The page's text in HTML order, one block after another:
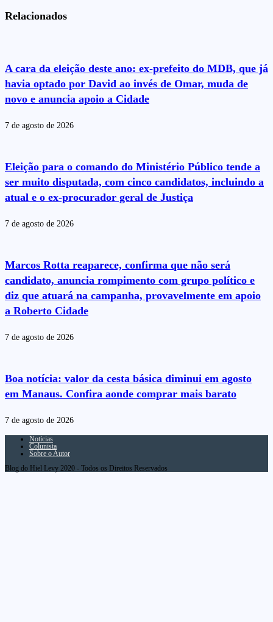
Relacionados
A cara da eleição deste ano: ex-prefeito do MDB, que já
havia optado por David ao invés de Omar, muda de
novo e anuncia apoio a Cidade
7 de agosto de 2026
Eleição para o comando do Ministério Público tende a
ser muito disputada, com cinco candidatos, incluindo a
atual e o ex-procurador geral de Justiça
7 de agosto de 2026
Marcos Rotta reaparece, confirma que não será
candidato, anuncia rompimento com grupo político e
diz que atuará na campanha, provavelmente em apoio
a Roberto Cidade
7 de agosto de 2026
Boa notícia: valor da cesta básica diminui em agosto
em Manaus. Confira aonde comprar mais barato
7 de agosto de 2026
Notícias
Colunista
Sobre o Autor
Blog do Hiel Levy 2020 - Todos os Direitos Reservados